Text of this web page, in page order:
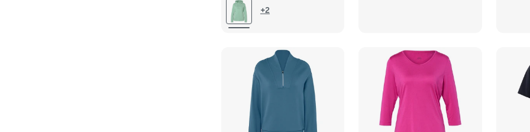
M 40/42+2